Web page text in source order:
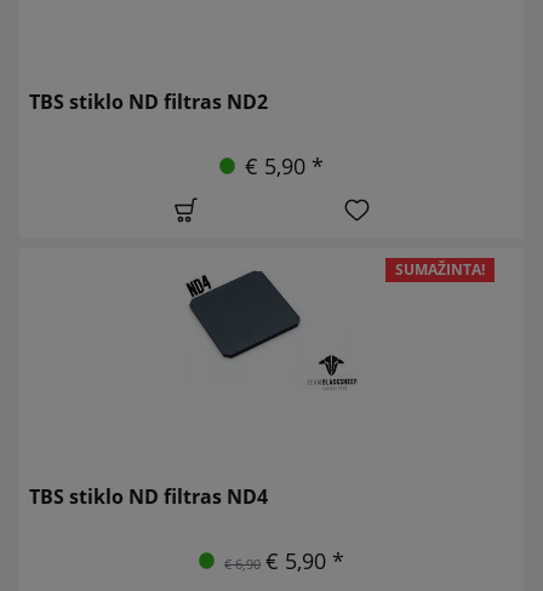
TBS stiklo ND filtras ND2
€ 5,90 *
SUMAŽINTA!
TBS stiklo ND filtras ND4
€ 6,90 € 5,90 *